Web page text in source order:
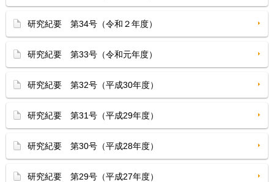
研究紀要 第34号（令和２年度）
研究紀要 第33号（令和元年度）
研究紀要 第32号（平成30年度）
研究紀要 第31号（平成29年度）
研究紀要 第30号（平成28年度）
研究紀要 第29号（平成27年度）